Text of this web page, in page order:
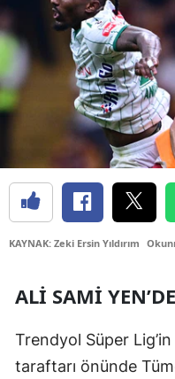
KAYNAK: Zeki Ersin Yıldırım
ALI SAMI
Trendyol Süper
taraftarı önünde